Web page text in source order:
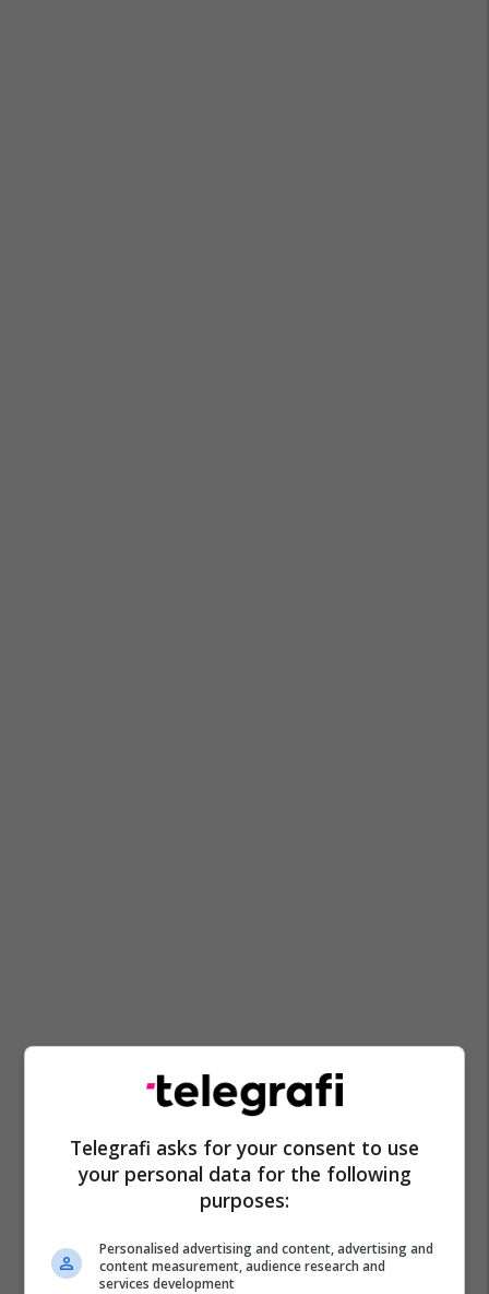
Joao Neves Vitinha Ligue 1
Telegrafi asks for your consent to use
your personal data for the following
purposes:
Personalised advertising and content, advertising and
content measurement, audience research and
services development